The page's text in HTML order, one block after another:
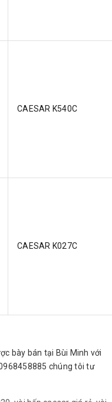
CAESAR K540C
CAESAR K027C
bày bán tại Bùi Minh với
chúng tôi tư